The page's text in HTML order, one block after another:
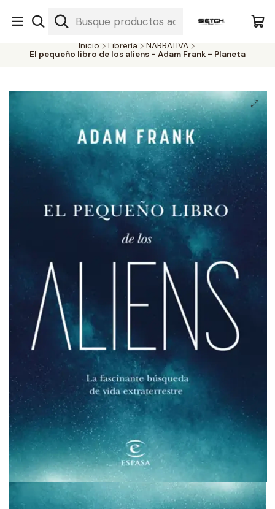
Nuestra librería - Serrano 317 local 3 - Limache.
#SomospartedelSietch
Inicio Librería
NARRATIVA
El pequeño libro de los aliens - Adam Frank - Planeta